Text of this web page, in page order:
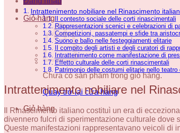
Giỏ hàng
Chưa có sản phẩm trong giỏ hàng.
Quay trở lại cửa hàng
Giỏ hàng
Intrattenimento nobiliare nel Rinascimento
Il contesto sociale delle corti rinascimentali
Rappresentazioni scenici e celebrazioni di
Competizioni, passatempi e sfide tra
Suono e ballo nelle festeggiamenti elitarie
Il compito degli artisti e degli curatori di
Intrattenimento come manifestazione di
Effetto culturale delle corti rinascimentali
Patrimonio delle costumi elitarie nello teatro
Intrattenimento nobiliare nel
Il Rinascimento italiano costituì un era di
divennero fulcri di sperimentazione culturale dove
Queste manifestazioni rappresentavano veicoli di